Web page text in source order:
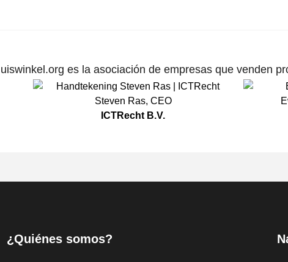
es la asociación de empresas que venden
Steven Ras, CEO
ICTRecht B.V.
¿Quiénes somos?